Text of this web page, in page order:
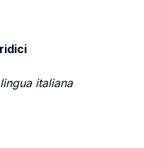
italiana